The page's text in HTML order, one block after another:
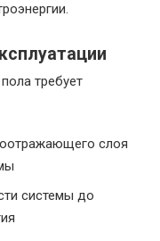
требует
слоя
системы до